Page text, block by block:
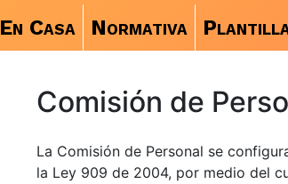
En Casa Normativa
Comisión de
La Comisión de Personal se
la Ley 909 de 2004, por medio del